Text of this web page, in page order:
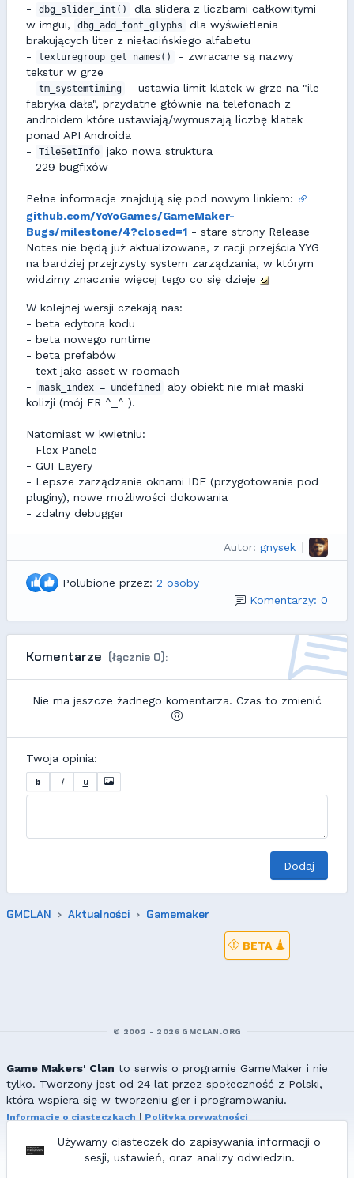
-
dbg_slider_int()
dla slidera z liczbami całkowitymi
w imgui,
dbg_add_font_glyphs
dla wyświetlenia
brakujących liter z niełacińskiego alfabetu
-
texturegroup_get_names()
- zwracane są nazwy
tekstur w grze
-
tm_systemtiming
- ustawia limit klatek w grze na "ile
fabryka dała", przydatne głównie na telefonach z
androidem które ustawiają/wymuszają liczbę klatek
ponad API Androida
-
TileSetInfo
jako nowa struktura
- 229 bugfixów
Pełne informacje znajdują się pod nowym linkiem:
github.com/YoYoGames/GameMaker-
Bugs/milestone/4?closed=1 - stare strony Release
Notes nie będą już aktualizowane, z racji przejścia YYG
na bardziej przejrzysty system zarządzania, w którym
widzimy znacznie więcej tego co się dzieje
W kolejnej wersji czekają nas:
- beta edytora kodu
- beta nowego runtime
- beta prefabów
- text jako asset w roomach
-
mask_index = undefined
aby obiekt nie miał maski
kolizji (mój FR ^_^ ).
Natomiast w kwietniu:
- Flex Panele
- GUI Layery
- Lepsze zarządzanie oknami IDE (przygotowanie pod
pluginy), nowe możliwości dokowania
- zdalny debugger
Autor: gnysek
Polubione przez: 2 osoby
Komentarzy: 0
Komentarze (łącznie 0):
Nie ma jeszcze żadnego komentarza. Czas to zmienić
Twoja opinia:
b i u
Dodaj
GMCLAN Aktualności Gamemaker
Używamy ciasteczek do zapisywania informacji o
sesji, ustawień, oraz analizy odwiedzin.
BETA
© 2002 - 2026 GMCLAN.ORG
Game Makers' Clan to serwis o programie GameMaker i nie
tylko. Tworzony jest od 24 lat przez społeczność z Polski,
która wspiera się w tworzeniu gier i programowaniu.
Informacje o ciasteczkach
Polityka prywatności
Wszelkie prawa zastrzeżone. Kopiowanie materiałów bez zgody
redakcji zabronione!